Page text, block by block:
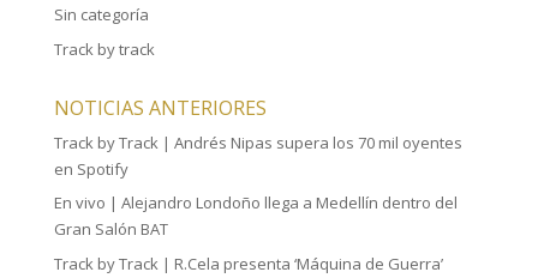
Sin categoría
Track by track
NOTICIAS ANTERIORES
Track by Track | Andrés Nipas supera los 70 mil oyentes
en Spotify
En vivo | Alejandro Londoño llega a Medellín dentro del
Gran Salón BAT
Track by Track | R.Cela presenta ‘Máquina de Guerra’